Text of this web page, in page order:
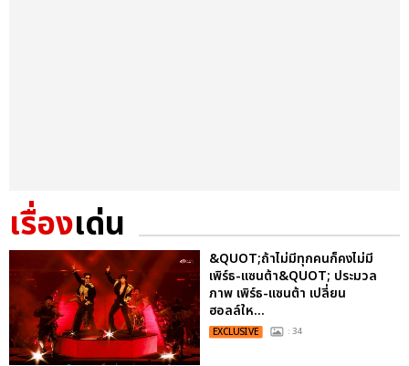
เรื่องเด่น
&QUOT;ถ้าไม่มีทุกคนก็คงไม่มี
เพิร์ธ-แซนต้า&QUOT; ประมวล
ภาพ เพิร์ธ-แซนต้า เปลี่ยน
ฮอลล์ให...
EXCLUSIVE : 34